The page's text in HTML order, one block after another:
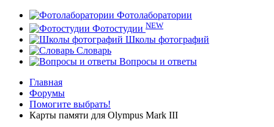
Фотолаборатории
Фотостудии NEW
Школы фотографий
Словарь
Вопросы и ответы
Главная
Форумы
Помогите выбрать!
Карты памяти для Olympus Mark III